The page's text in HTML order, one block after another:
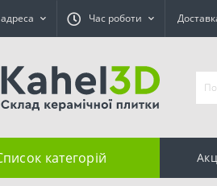
Час роботи
категорій